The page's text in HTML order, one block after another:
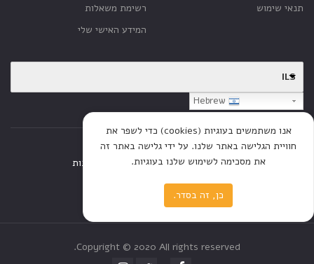
רשימת משאלות
המידע האישי שלי
תנאי שימוש
ILS
דף הבית חנות כתבות
Copyright © 2020 All rights reserved.
אנו משתמשים בעוגיות (cookies) כדי לשפר את
חוויית הגלישה באתר שלנו. על ידי גלישה באתר זה
את מסכימה לשימוש שלנו בעוגיות.
כן, זה בסדר.